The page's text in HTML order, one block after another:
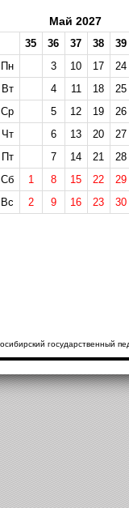
Май 2027
35 36 37 38
39
Пн
3 10 17
24
Вт
4 11 18
25
Ср
5 12 19
26
Чт
6 13 20
27
Пт
7 14 21
28
Сб
1 8 15 22
29
Вс
2 9 16 23 30
государственный